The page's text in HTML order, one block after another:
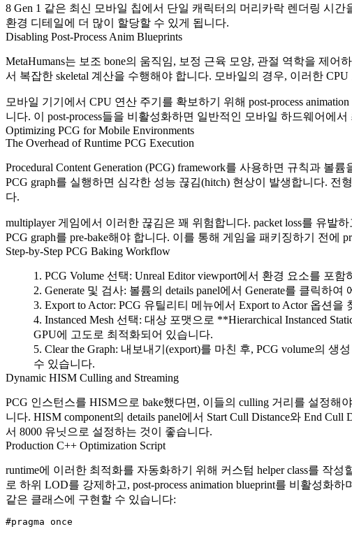
8 Gen 1 같은 최신 모바일 칩에서 단일 캐릭터의 머리카락 렌더링 시
환경 디테일에 더 많이 할당할 수 있게 됩니다.
Disabling Post-Process Anim Blueprints
MetaHumans는 보조 bone의 움직임, 보정 근육 모양, 관절 역학을 제어
서 복잡한 skeletal 계산을 수행해야 합니다. 모바일의 경우, 이러한
모바일 기기에서 CPU 연산 주기를 확보하기 위해 post-process
니다. 이 post-process들을 비활성화하면 일반적인 모바일 하드웨어에
Optimizing PCG for Mobile Environments
The Overhead of Runtime PCG Execution
Procedural Content Generation (PCG) framework를 사용하면 규칙과 볼
PCG graph를 실행하면 심각한 성능 끊김(hitch) 현상이 발생합니다. 전
다.
multiplayer 게임에서 이러한 끊김은 꽤 위험합니다. packet loss를 유발
PCG graph를 pre-bake해야 합니다. 이를 통해 게임을 패키징하기 전에
Step-by-Step PCG Baking Workflow
PCG Volume 선택: Unreal Editor viewport에서 환경 요소를 포함
Generate 및 검사: 볼륨의 details panel에서 Generate를 클릭하여
Export to Actor: PCG 유틸리티 메뉴에서 Export to Actor옵션을
Instanced Mesh 선택: 대상 포맷으로 **Hierarchical Instanced
GPU에 고도로 최적화되어 있습니다.
Clear the Graph: 내보내기(export)를 마친 후, PCG volume의 생
수 있습니다.
Dynamic HISM Culling and Streaming
PCG 인스턴스를 HISM으로 bake했다면, 이들의 culling 거리를 설정
니다. HISM component의 details panel에서 Start Cull Distance와 End Cull
서 8000 유닛으로 설정하는 것이 좋습니다.
Production C++ Optimization Script
runtime에 이러한 최적화를 자동화하기 위해 커스텀 helper class를 작
로 하위 LOD를 강제하고, post-process animation blueprint를 비활성화
같은 클래스에 구현할 수 있습니다:
#pragma once